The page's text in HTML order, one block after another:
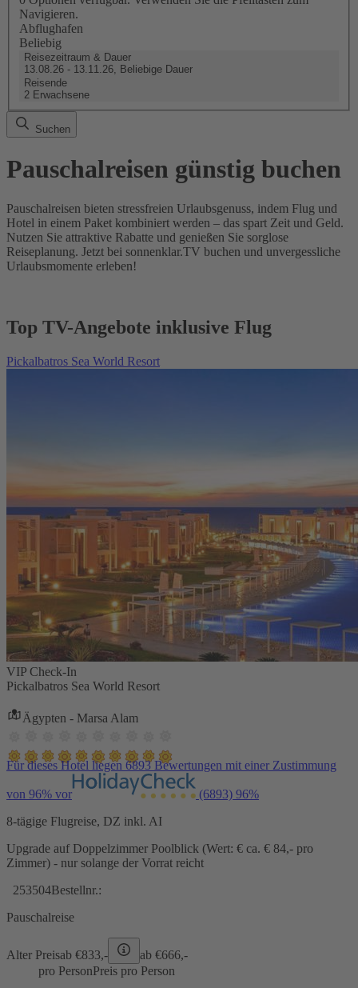
Navigieren.
Abflughafen
Beliebig
Reisezeitraum & Dauer
13.08.26 - 13.11.26, Beliebige Dauer
Reisende
2 Erwachsene
Suchen
Pauschalreisen günstig buchen
Pauschalreisen bieten stressfreien Urlaubsgenuss, indem Flug und
Hotel in einem Paket kombiniert werden – das spart Zeit und Geld.
Nutzen Sie attraktive Rabatte und genießen Sie sorglose
Reiseplanung. Jetzt bei sonnenklar.TV buchen und unvergessliche
Urlaubsmomente erleben!
Top TV-Angebote inklusive Flug
Pickalbatros Sea World Resort
VIP Check-In
Pickalbatros Sea World Resort
Ägypten - Marsa Alam
Für dieses Hotel liegen 6893 Bewertungen mit einer Zustimmung
von 96% vor (6893) 96%
8-tägige Flugreise, DZ inkl. AI
Upgrade auf Doppelzimmer Poolblick (Wert: € ca. € 84,- pro
Zimmer) - nur solange der Vorrat reicht
253504Bestellnr.:
Pauschalreise
Alter Preisab €833,- ab €666,-
pro PersonPreis pro Person